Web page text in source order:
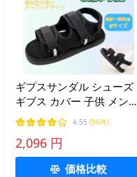
ギプスサンダル シューズ
ギブス カバー 子供 メンズ
レディース 軽量 つま先 片
足 爆買
4.55 (96件)
2,096 円
価格比較